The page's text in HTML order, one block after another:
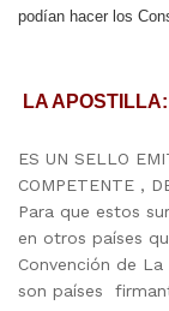
podían hacer los
LA APOSTILLA:
ES UN SELLO
COMPETENTE ,
Para que estos
en otros países
Convención de
son países